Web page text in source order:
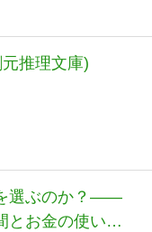
推理文庫)
選ぶのか？――
とお金の使い方